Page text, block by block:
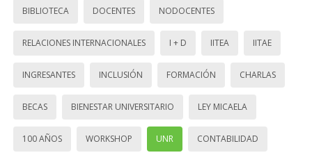
BIBLIOTECA DOCENTES NODOCENTES
RELACIONES INTERNACIONALES I + D IITEA IITAE
INGRESANTES INCLUSIÓN FORMACIÓN CHARLAS
BECAS BIENESTAR UNIVERSITARIO LEY MICAELA
100 AÑOS WORKSHOP UNR CONTABILIDAD